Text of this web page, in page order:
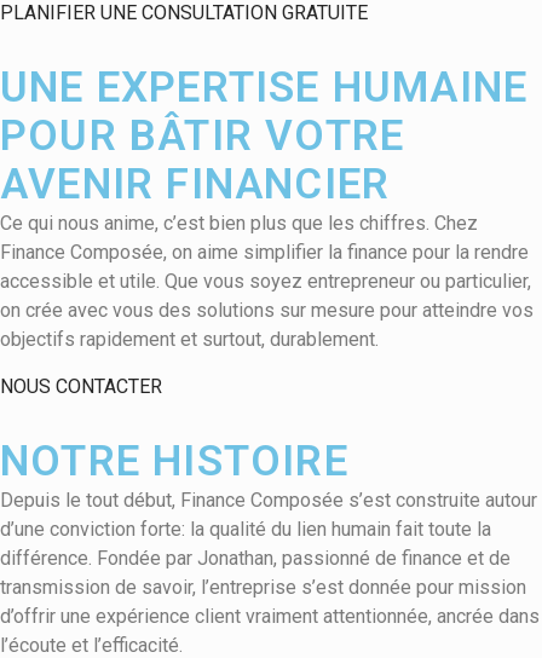
PLANIFIER UNE CONSULTATION GRATUITE
UNE EXPERTISE HUMAINE
POUR BÂTIR VOTRE
AVENIR FINANCIER
Ce qui nous anime, c’est bien plus que les chiffres. Chez
Finance Composée, on aime simplifier la finance pour la rendre
accessible et utile. Que vous soyez entrepreneur ou particulier,
on crée avec vous des solutions sur mesure pour atteindre vos
objectifs rapidement et surtout, durablement.
NOUS CONTACTER
NOTRE HISTOIRE
Depuis le tout début, Finance Composée s’est construite autour
d’une conviction forte: la qualité du lien humain fait toute la
différence. Fondée par Jonathan, passionné de finance et de
transmission de savoir, l’entreprise s’est donnée pour mission
d’offrir une expérience client vraiment attentionnée, ancrée dans
l’écoute et l’efficacité.